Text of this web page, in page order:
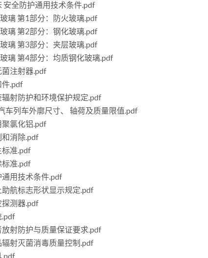
安全防护通用技术条件.pdf
璃 第1部分：防火玻璃.pdf
璃 第2部分：钢化玻璃.pdf
璃 第3部分：夹层玻璃.pdf
璃 第4部分：均质钢化玻璃.pdf
注射器.pdf
件.pdf
射防护和环境保护规定.pdf
车列车外廓尺寸、 轴荷及质量限值.pdf
氯化铝.pdf
消除.pdf
标准.pdf
标准.pdf
用技术条件.pdf
航标志形状显示规定.pdf
测器.pdf
.pdf
射防护与质量保证要求.pdf
射灭菌消毒质量控制.pdf
.pdf